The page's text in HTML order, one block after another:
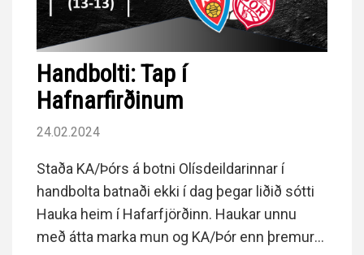
Handbolti: Tap í
Hafnarfirðinum
24.02.2024
Staða KA/Þórs á botni Olísdeildarinnar í
handbolta batnaði ekki í dag þegar liðið sótti
Hauka heim í Hafarfjörðinn. Haukar unnu
með átta marka mun og KA/Þór enn þremur